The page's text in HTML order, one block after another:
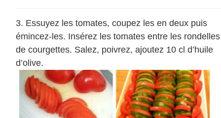
Essuyez les tomates, coupez les en deux puis
émincez-les. Insérez les tomates entre les rondelles
de courgettes. Salez, poivrez, ajoutez 10 cl d’huile
d’olive.